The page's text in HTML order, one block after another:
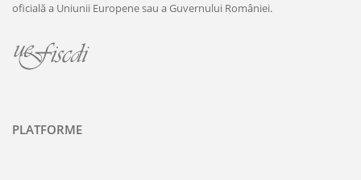
oficială a Uniunii Europene sau a Guvernului României.
PLATFORME